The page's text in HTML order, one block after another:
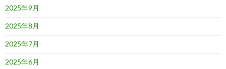
2025年9月
2025年8月
2025年7月
2025年6月